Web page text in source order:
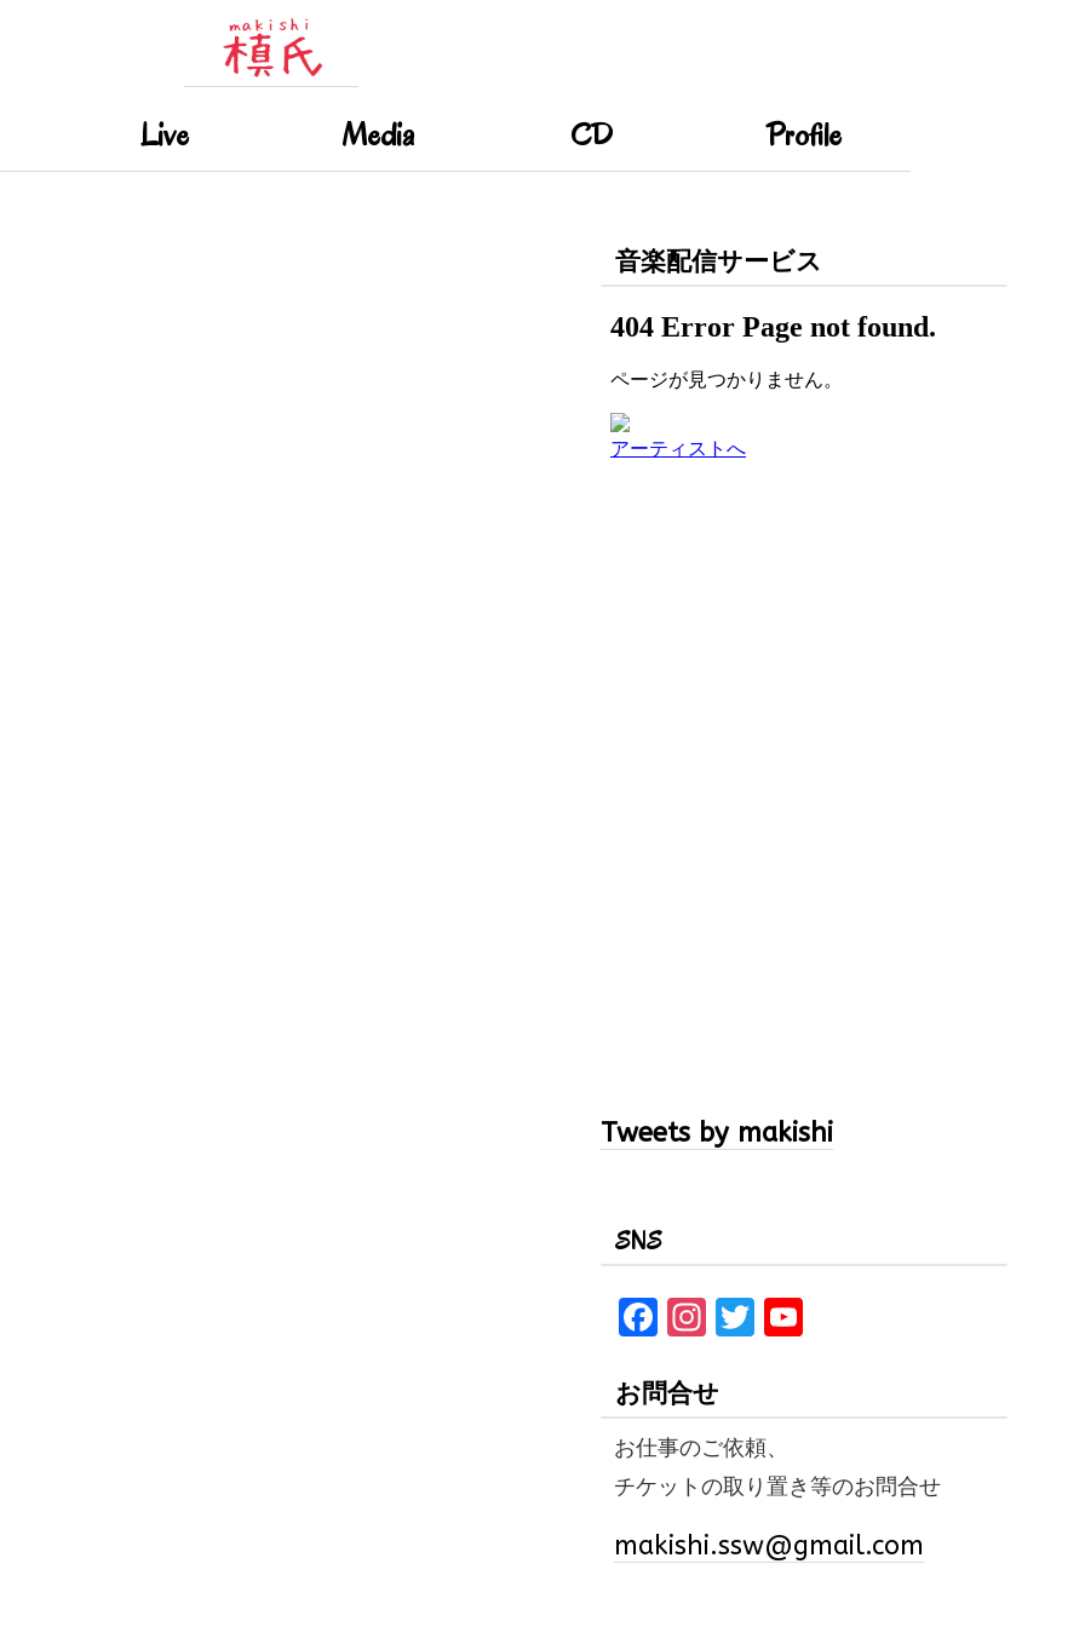
Live Media CD Profile
音楽配信サービス
Tweets by makishi
SNS
F
ce
b
o
o
k
In
a
gr
a
m
T
te
r
T
u
b
e
お問合せ
お仕事のご依頼、
チケットの取り置き等のお問合せ
makishi.ssw@gmail.com